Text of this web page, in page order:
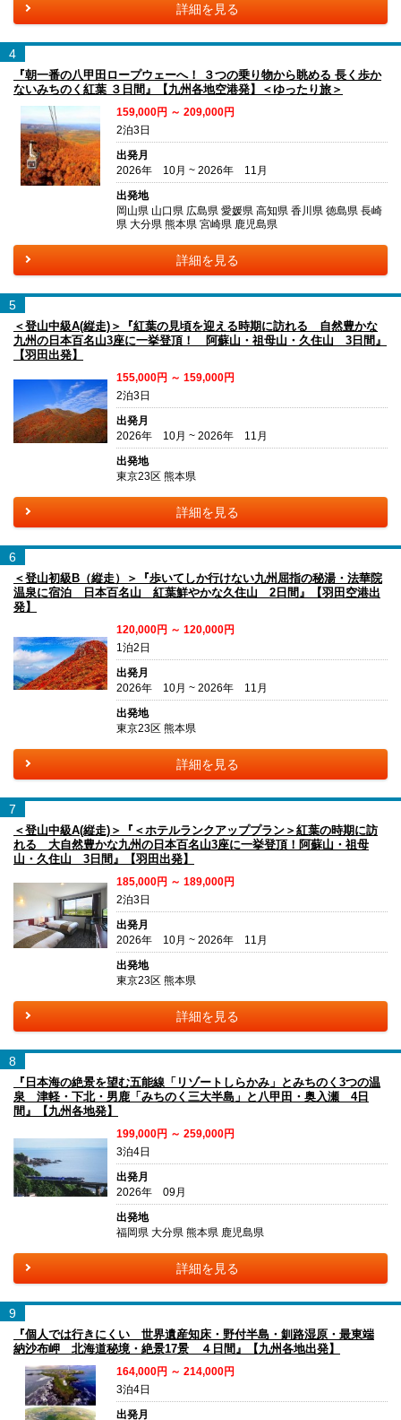
詳細を見る
4
『朝一番の八甲田ロープウェーへ！ ３つの乗り物から眺める 長く歩か
ないみちのく紅葉 ３日間』【九州各地空港発】＜ゆったり旅＞
159,000円 ～ 209,000円
2泊3日
出発月
2026年 10月 ~ 2026年 11月
出発地
岡山県 山口県 広島県 愛媛県 高知県 香川県 徳島県 長崎
県 大分県 熊本県 宮崎県 鹿児島県
詳細を見る
5
＜登山中級A(縦走)＞『紅葉の見頃を迎える時期に訪れる 自然豊かな
九州の日本百名山3座に一挙登頂！ 阿蘇山・祖母山・久住山 3日間』
【羽田出発】
155,000円 ～ 159,000円
2泊3日
出発月
2026年 10月 ~ 2026年 11月
出発地
東京23区 熊本県
詳細を見る
6
＜登山初級B（縦走）＞『歩いてしか行けない九州屈指の秘湯・法華院
温泉に宿泊 日本百名山 紅葉鮮やかな久住山 2日間』【羽田空港出
発】
120,000円 ～ 120,000円
1泊2日
出発月
2026年 10月 ~ 2026年 11月
出発地
東京23区 熊本県
詳細を見る
7
＜登山中級A(縦走)＞『＜ホテルランクアッププラン＞紅葉の時期に訪
れる 大自然豊かな九州の日本百名山3座に一挙登頂！阿蘇山・祖母
山・久住山 3日間』【羽田出発】
185,000円 ～ 189,000円
2泊3日
出発月
2026年 10月 ~ 2026年 11月
出発地
東京23区 熊本県
詳細を見る
8
『日本海の絶景を望む五能線「リゾートしらかみ」とみちのく3つの温
泉 津軽・下北・男鹿「みちのく三大半島」と八甲田・奥入瀬 4日
間』【九州各地発】
199,000円 ～ 259,000円
3泊4日
出発月
2026年 09月
出発地
福岡県 大分県 熊本県 鹿児島県
詳細を見る
9
『個人では行きにくい 世界遺産知床・野付半島・釧路湿原・最東端
納沙布岬 北海道秘境・絶景17景 ４日間』【九州各地出発】
164,000円 ～ 214,000円
3泊4日
出発月